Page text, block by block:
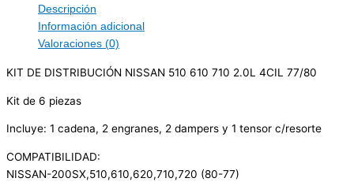
Descripción
Información adicional
Valoraciones (0)
KIT DE DISTRIBUCIÓN NISSAN 510 610 710 2.0L 4CIL 77/80
Kit de 6 piezas
Incluye: 1 cadena, 2 engranes, 2 dampers y 1 tensor c/resorte
COMPATIBILIDAD:
NISSAN-200SX,510,610,620,710,720 (80-77)